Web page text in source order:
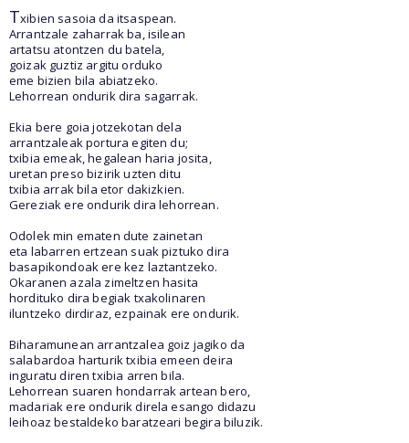
Txibien sasoia da itsaspean.
Arrantzale zaharrak ba, isilean
artatsu atontzen du batela,
goizak guztiz argitu orduko
eme bizien bila abiatzeko.
Lehorrean ondurik dira sagarrak.
Ekia bere goia jotzekotan dela
arrantzaleak portura egiten du;
txibia emeak, hegalean haria josita,
uretan preso bizirik uzten ditu
txibia arrak bila etor dakizkien.
Gereziak ere ondurik dira lehorrean.
Odolek min ematen dute zainetan
eta labarren ertzean suak piztuko dira
basapikondoak ere kez laztantzeko.
Okaranen azala zimeltzen hasita
hordituko dira begiak txakolinaren
iluntzeko dirdiraz, ezpainak ere ondurik.
Biharamunean arrantzalea goiz jagiko da
salabardoa harturik txibia emeen deira
inguratu diren txibia arren bila.
Lehorrean suaren hondarrak artean bero,
madariak ere ondurik direla esango didazu
leihoaz bestaldeko baratzeari begira biluzik.